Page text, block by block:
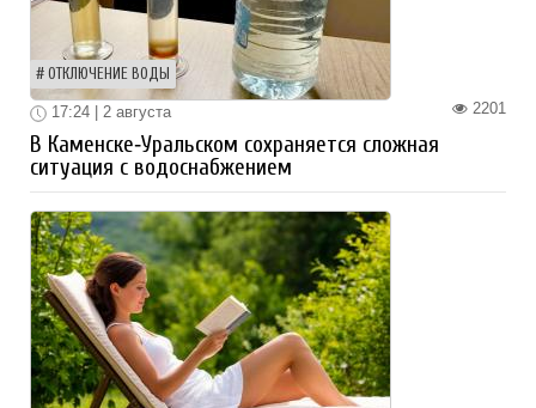
ОТКЛЮЧЕНИЕ ВОДЫ
2201
17:24 | 2 августа
В Каменске‑Уральском сохраняется сложная
ситуация с водоснабжением